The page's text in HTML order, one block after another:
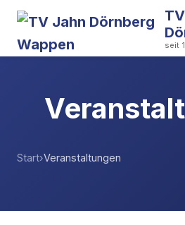
seit
Start Veranstaltungen